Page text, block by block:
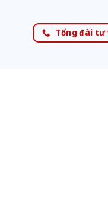
Tổng đài tư